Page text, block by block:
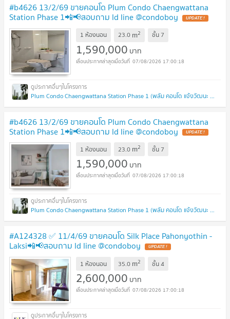
#b4626 13/2/69 ขายคอนโด Plum Condo Chaengwattana
Station Phase 1📲📢สอบถาม ld line @condoboy UPDATE !
1 ห้องนอน 23.0 m2 ชั้น 7
1,590,000 บาท
07/08/2026 17:00:18
Plum Condo Chaengwattana Station Phase 1 (พลัม คอนโด แจ้งวัฒนะ สเตชั่น เฟส 1)
#b4626 13/2/69 ขายคอนโด Plum Condo Chaengwattana
Station Phase 1📲📢สอบถาม ld line @condoboy UPDATE !
1 ห้องนอน 23.0 m2 ชั้น 7
1,590,000 บาท
07/08/2026 17:00:18
Plum Condo Chaengwattana Station Phase 1 (พลัม คอนโด แจ้งวัฒนะ สเตชั่น เฟส 1)
#A124328 ✅ 11/4/69 ขายคอนโด Silk Place Pahonyothin -
Laksi📲📢สอบถาม ld line @condoboy UPDATE !
1 ห้องนอน 35.0 m2 ชั้น4
2,600,000 บาท
07/08/2026 17:00:18